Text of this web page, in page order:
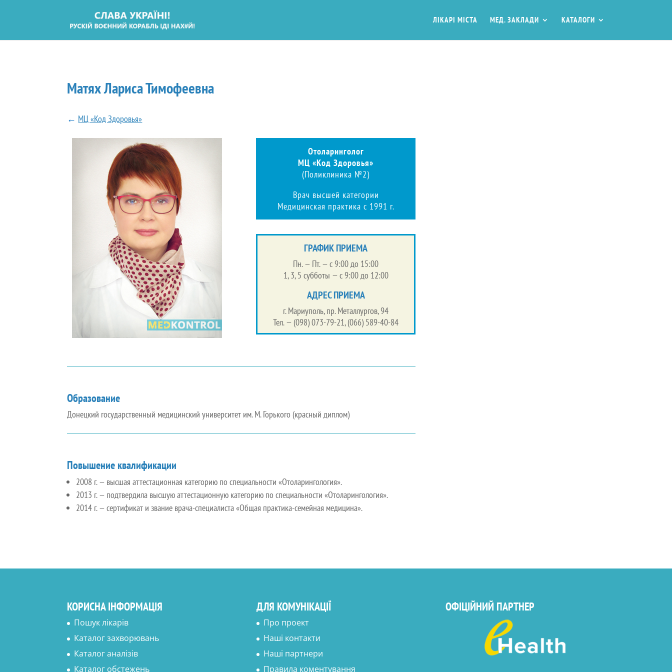
ЛІКАРІ МІСТА МЕД. ЗАКЛАДИ КАТАЛОГИ
Матях Лариса Тимофеевна
← МЦ «Код Здоровья»
Отоларинголог
МЦ «Код Здоровья»
(Поликлиника №2)
Врач высшей категории
Медицинская практика с 1991 г.
ГРАФИК ПРИЕМА
Пн. — Пт. — с 9:00 до 15:00
1, 3, 5 субботы — с 9:00 до 12:00
АДРЕС ПРИЕМА
г. Мариуполь, пр. Металлургов, 94
Тел. — (098) 073-79-21, (066) 589-40-84
Образование
Донецкий государственный медицинский университет им. М. Горького (красный диплом)
Повышение квалификации
2008 г. — высшая аттестационная категорию по специальности «Отоларингология».
2013 г. — подтвердила высшую аттестационную категорию по специальности «Отоларингология».
2014 г. — сертификат и звание врача-специалиста «Общая практика-семейная медицина».
КОРИСНА ІНФОРМАЦІЯ
Пошук лікарів
Каталог захворювань
Каталог аналізів
Каталог обстежень
ДЛЯ КОМУНІКАЦІЇ
Про проект
Наші контакти
Наші партнери
Правила коментування
ОФІЦІЙНИЙ ПАРТНЕР